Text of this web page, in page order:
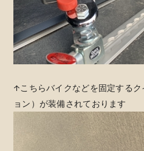
↑こちらバイクなどを固定する
ョン）が装備されております